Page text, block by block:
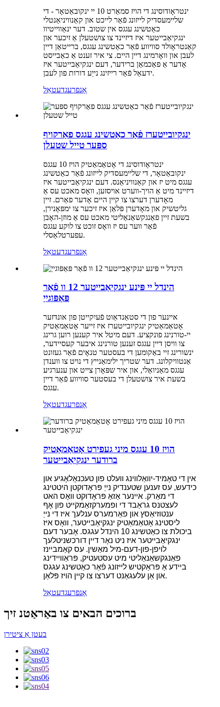
ינטראָודוסינג די הויז סמאַרט 10 יי ינקובאַטאָר - די
שליימעסדיק לייזונג פֿאַר לייכט און קאַנוויניאַנטלי
כאַטשינג עגגס אין שטוב. דער ינאַווייטיוו
ינגקיאַבייטער איז דיזיינד צו צושטעלן אַ זיכער און
קאַנטראָולד סוויווע פֿאַר כאַטשינג עגגס, ברייטאַן דיין
לעבן און וואָרמינג דיין היים. צי איר זענט אַ כאַבייסט
אָדער אַ פאַכמאַן ברידער, דעם ינגקיאַבייטער איז
ידעאַל פֿאַר רייזינג נייַע דורות פון לעבן.
אָנפרעגדעטאַל
ינגקיובייטערז פֿאַר כאַטשינג עגגס פאַרקויף
ספּער טייל שטעלן
ינטראָודוסינג די אָטאַמאַטיק הויז 10 עגגס
ינקובאַטאָר, די שליימעסדיק לייזונג פֿאַר כאַטשינג
עגגס מיט יז און קאַנוויניאַנס. דעם ינגקיאַבייטער איז
דיזיינד מיט אַ הויך-ווערט אויסזען, וואָס מאכט עס אַ
מאָדערן דערצו צו קיין היים אָדער פאַרם. זיין
גליטשיק און מאָדערן פּלאַן איז זיכער צו ימפּאָנירן,
בשעת זיין פאַנגקשאַנאַליטי מאכט עס אַ מוזן-האָבן
פֿאַר ווער עס יז וואָס זוכט צו לוקע עגגס
עפערטלאַסלי.
אָנפרעגדעטאַל
הינדל יי פּינע ינגקיאַבייטער 12 וו פֿאַר
פּאַפּוגייַ
איינער פון די סטאַנדאַוט פֿעיִקייטן פון אונדזער
אָטאַמאַטיק ינגקיובייטערז איז זייער אָטאַמאַטיק
יי-טורנינג פונקציע. דעם מיטל איר קענען רוען גרינג
צו וויסן דיין עגגס זענען טורנינג איבער קעסיידער,
ינשורינג זיי באַקומען די בעסטער טנאָים פֿאַר געזונט
אַנטוויקלונג. דער שטריך ילימאַנייץ די נויט צו ווענדן
עגגס מאַניואַלי, און איר שפּאָרן צייט און ענערגיע
בשעת איר צושטעלן די בעסטער סוויווע פֿאַר דיין
עגגס.
אָנפרעגדעטאַל
הויז 10 עגגס מיני געפירט אָטאַמאַטיק
ברודער ינגקיאַבייטער
אין די טאָמיד-יוואַלווינג וועלט פון טעכנאָלאָגיע און
כידעש, עס זענען שטענדיק נייַ פּראָדוקטן היטטינג
די מאַרק. איינער אַזאַ פּראָדוקט וואָס האט
לעצטנס גראַבד די ופמערקזאַמקייט פון אָף
ענטוזיאַסץ און פאַרמערס ענלעך איז די נייַ
ליסטינג אָטאַמאַטיק ינגקיאַבייטער, וואָס איז
ביכולת צו כאַטשינג 10 הינדל עגגס. אָבער דעם
ינגקיאַבייטער איז ניט נאָר דיין דורכשניטלעך
לויפן-פון-דעם-מיל מאַשין. עס קאַמביינז
פאַנגקשאַנאַליטי מיט עסטעטיק, פּראַוויידינג
ביידע אַ פּראַקטיש לייזונג פֿאַר כאַטשינג עגגס
און אַן עלעגאַנט דערצו צו קיין הויז פּלאַן.
אָנפרעגדעטאַל
ברוכים הבאים צו באַראַטנ זיך
בעטן אַ ציטירן